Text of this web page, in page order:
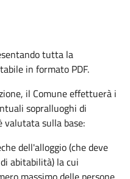
tutta la
in formato PDF.
il Comune effettuerà i
sopralluoghi di
valutata sulla base:
dell'alloggio (che deve
abitabilità) la cui